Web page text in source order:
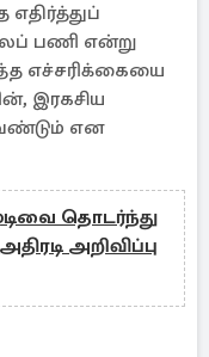
பணி என்று
எச்சரிக்கையை
இரகசிய
என
தொடர்ந்து
அறிவிப்பு